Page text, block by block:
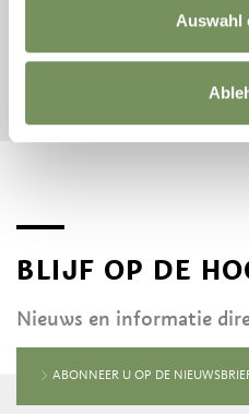
Auswahl
BLIJF OP DE
Nieuws en informatie
ABONNEER U OP DE